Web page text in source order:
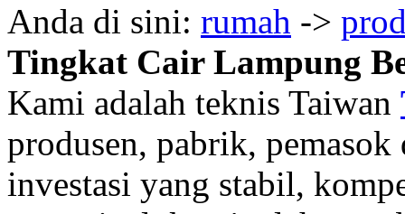
Anda di sini: rumah ->
Tingkat Cair Lampung
Kami adalah teknis Taiwan
produsen, pabrik,
investasi yang stabil,